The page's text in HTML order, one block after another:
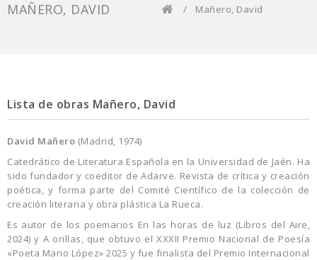
MAÑERO, DAVID / Mañero, David
Lista de obras Mañero, David
David Mañero (Madrid, 1974)
Catedrático de Literatura Española en la Universidad de Jaén. Ha
sido fundador y coeditor de Adarve. Revista de crítica y creación
poética, y forma parte del Comité Científico de la colección de
creación literaria y obra plástica La Rueca.
Es autor de los poemarios En las horas de luz (Libros del Aire,
2024) y A orillas, que obtuvo el XXXII Premio Nacional de Poesía
«Poeta Mario López» 2025 y fue finalista del Premio Internacional